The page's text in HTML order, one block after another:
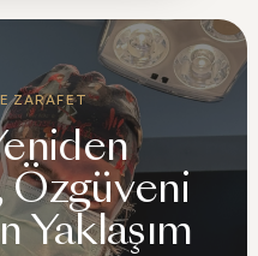
ZARAFET
Özgüveni
Yaklaşım